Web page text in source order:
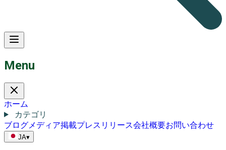
Menu
ホーム
カテゴリ
ブログメディア掲載プレスリリース会社概要お問い合わせ
JA▾